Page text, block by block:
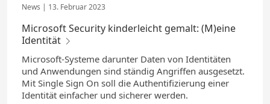
13. Februar 2023
Microsoft Security kinderleicht gemalt: (M)eine
Identität
Microsoft-Systeme darunter Daten von Identitäten
und Anwendungen sind ständig Angriffen ausgesetzt.
Mit Single Sign On soll die Authentifizierung einer
Identität einfacher und sicherer werden.